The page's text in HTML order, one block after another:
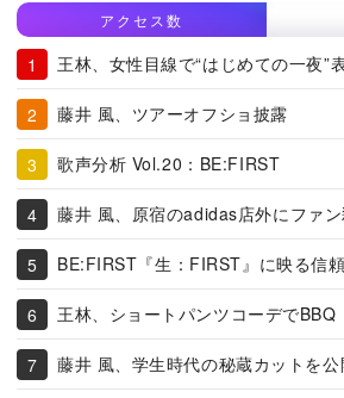
アクセス数
王林、女性目線で“はじめての一夜”
藤井 風、ツアーオフショ披露
歌声分析 Vol.20：BE:FIRST
藤井 風、原宿のadidas店外にファ
BE:FIRST『生：FIRST』に映る信
王林、ショートパンツコーデでBBQ
藤井 風、学生時代の秘蔵カットを公